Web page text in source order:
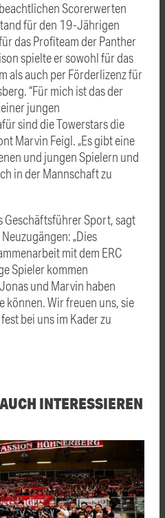
Scorerwerten
für den 19-Jährigen
das Profiteam der Panther
spielte er sowohl für das
als auch per Förderlizenz für
“Für mich ist das der
jungen
sind die Towerstars die
Marvin Feigl. „Es gibt eine
und jungen Spielern und
in der Mannschaft zu
Geschäftsführer Sport, sagt
„Dies
mit dem ERC
Spieler kommen
und Marvin haben
können. Wir freuen uns, sie
bei uns im Kader zu
INTERESSIEREN